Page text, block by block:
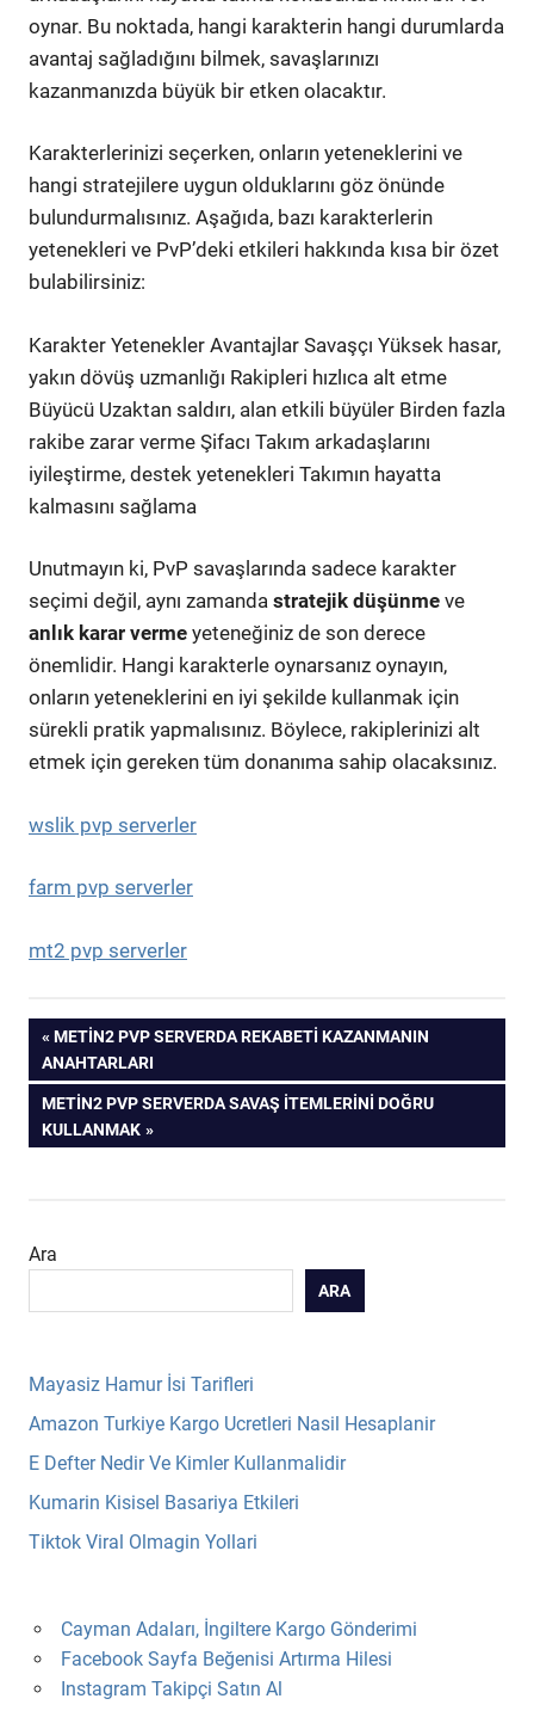
oynar. Bu noktada, hangi karakterin hangi durumlarda
avantaj sağladığını bilmek, savaşlarınızı
kazanmanızda büyük bir etken olacaktır.
Karakterlerinizi seçerken, onların yeteneklerini ve
hangi stratejilere uygun olduklarını göz önünde
bulundurmalısınız. Aşağıda, bazı karakterlerin
yetenekleri ve PvP’deki etkileri hakkında kısa bir özet
bulabilirsiniz:
Karakter Yetenekler Avantajlar Savaşçı Yüksek hasar,
yakın dövüş uzmanlığı Rakipleri hızlıca alt etme
Büyücü Uzaktan saldırı, alan etkili büyüler Birden fazla
rakibe zarar verme Şifacı Takım arkadaşlarını
iyileştirme, destek yetenekleri Takımın hayatta
kalmasını sağlama
Unutmayın ki, PvP savaşlarında sadece karakter
seçimi değil, aynı zamanda stratejik düşünme ve
anlık karar verme yeteneğiniz de son derece
önemlidir. Hangi karakterle oynarsanız oynayın,
onların yeteneklerini en iyi şekilde kullanmak için
sürekli pratik yapmalısınız. Böylece, rakiplerinizi alt
etmek için gereken tüm donanıma sahip olacaksınız.
wslik pvp serverler
farm pvp serverler
mt2 pvp serverler
Yazı
gezinmesi
PREVIOUS
POST:
METIN2 PVP SERVERDA REKABETI KAZANMANIN
ANAHTARLARI
NEXT
POST:
METIN2 PVP SERVERDA SAVAŞ İTEMLERINI DOĞRU
KULLANMAK
Ara
ARA
Mayasiz Hamur İsi Tarifleri
Amazon Turkiye Kargo Ucretleri Nasil Hesaplanir
E Defter Nedir Ve Kimler Kullanmalidir
Kumarin Kisisel Basariya Etkileri
Tiktok Viral Olmagin Yollari
Cayman Adaları, İngiltere Kargo Gönderimi
Facebook Sayfa Beğenisi Artırma Hilesi
Instagram Takipçi Satın Al